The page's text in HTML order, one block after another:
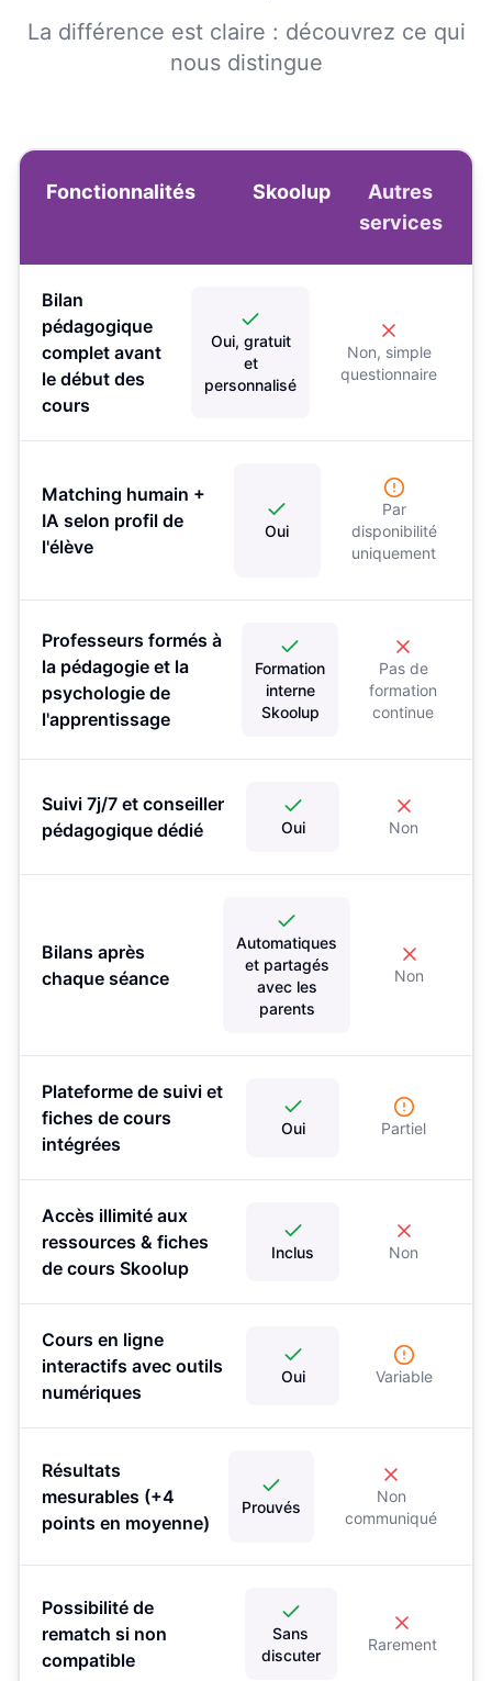
La différence est claire : découvrez ce qui
nous distingue
Fonctionnalités Skoolup
Autres
services
Bilan
pédagogique
complet avant
le début des
cours
Oui, gratuit
et
personnalisé
Non, simple
questionnaire
Matching humain +
IA selon profil de
l'élève
Oui
Par
disponibilité
uniquement
Professeurs formés à
la pédagogie et la
psychologie de
l'apprentissage
Formation
interne
Skoolup
Pas de
formation
continue
Suivi 7j/7 et conseiller
pédagogique dédié
Oui Non
Bilans après
chaque séance
Automatiques
et partagés
avec les
parents
Non
Plateforme de suivi et
fiches de cours
intégrées
Oui Partiel
Accès illimité aux
ressources & fiches
de cours Skoolup
Inclus Non
Cours en ligne
interactifs avec outils
numériques
Oui Variable
Résultats
mesurables (+4
points en moyenne)
Prouvés
Non
communiqué
Possibilité de
rematch si non
compatible
Sans
discuter
Rarement